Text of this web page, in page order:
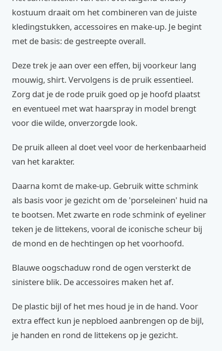
kostuum draait om het combineren van de juiste
kledingstukken, accessoires en make-up. Je begint
met de basis: de gestreepte overall.
Deze trek je aan over een effen, bij voorkeur lang
mouwig, shirt. Vervolgens is de pruik essentieel.
Zorg dat je de rode pruik goed op je hoofd plaatst
en eventueel met wat haarspray in model brengt
voor die wilde, onverzorgde look.
De pruik alleen al doet veel voor de herkenbaarheid
van het karakter.
Daarna komt de make-up. Gebruik witte schmink
als basis voor je gezicht om de 'porseleinen' huid na
te bootsen. Met zwarte en rode schmink of eyeliner
teken je de littekens, vooral de iconische scheur bij
de mond en de hechtingen op het voorhoofd.
Blauwe oogschaduw rond de ogen versterkt de
sinistere blik. De accessoires maken het af.
De plastic bijl of het mes houd je in de hand. Voor
extra effect kun je nepbloed aanbrengen op de bijl,
je handen en rond de littekens op je gezicht.